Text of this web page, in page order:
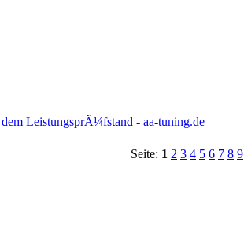
LeistungsprÃ¼fstand - aa-tuning.de
Seite: 1 2 3 4 5 6 7 8 9